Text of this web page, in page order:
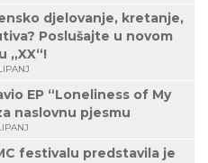
djelovanje, kretanje,
Poslušajte u novom
„XX“!
EP “Loneliness of My
naslovnu pjesmu
festivalu predstavila je